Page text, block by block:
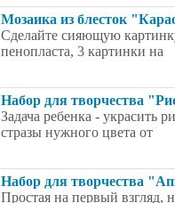
Мозаика из блесток
Сделайте сияющую
пенопласта, 3 картинки на
Набор для творчества
Задача ребенка - украсить
стразы нужного цвета от
Набор для творчества
Простая на первый взгляд,